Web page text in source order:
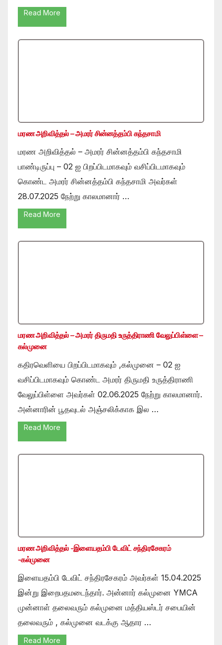
Read More
மரண அறிவித்தல் – அமரர் சின்னத்தம்பி கந்தசாமி
மரண அறிவித்தல் – அமரர் சின்னத்தம்பி கந்தசாமி
பாண்டிருப்பு – 02 ஐ பிறப்பிடமாகவும் வசிப்பிடமாகவும்
கொண்ட அமரர் சின்னத்தம்பி கந்தசாமி அவர்கள்
28.07.2025 நேற்று காலமானார் …
Read More
மரண அறிவித்தல் – அமரர் திருமதி உருத்திராணி வேலுப்பிள்ளை –
கல்முனை
கதிரவெளியை பிறப்பிடமாகவும் ,கல்முனை – 02 ஐ
வசிப்பிடமாகவும் கொண்ட அமரர் திருமதி உருத்திராணி
வேலுப்பிள்ளை அவர்கள் 02.06.2025 நேற்று காலமானார்.
அன்னாரின் பூதவுடல் அஞ்சலிக்காக இல …
Read More
மரண அறிவித்தல் -இளையதம்பி டேவிட் சந்திரசேகரம்
-கல்முனை
இளையதம்பி டேவிட் சந்திரசேகரம் அவர்கள் 15.04.2025
இன்று இறைபதமடைந்தார். அன்னார் கல்முனை YMCA
முன்னாள் தலைவரும் கல்முனை மத்தியஸ்டர் சபையின்
தலைவரும் , கல்முனை வடக்கு ஆதார …
Read More